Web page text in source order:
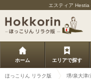
エスティア Hestia
ホーム エリアで探す
ほっこりん リラク版 堺/泉大津/